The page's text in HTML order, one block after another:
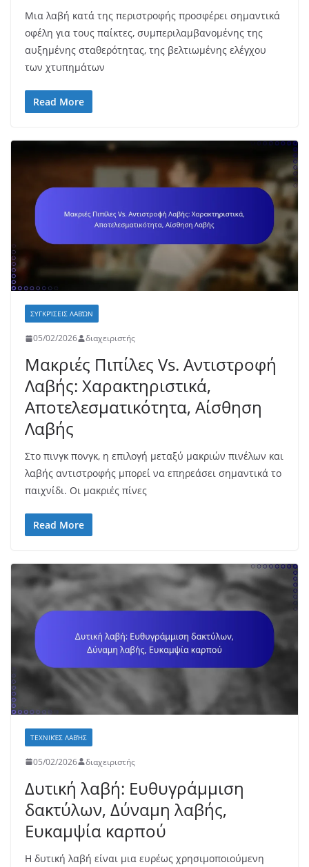
Μια λαβή κατά της περιστροφής προσφέρει σημαντικά
οφέλη για τους παίκτες, συμπεριλαμβανομένης της
αυξημένης σταθερότητας, της βελτιωμένης ελέγχου
των χτυπημάτων
Read More
ΣΥΓΚΡΊΣΕΙΣ ΛΑΒΏΝ
05/02/2026 διαχειριστής
Μακριές Πιπίλες Vs. Αντιστροφή
Λαβής: Χαρακτηριστικά,
Αποτελεσματικότητα, Αίσθηση
Λαβής
Στο πινγκ πονγκ, η επιλογή μεταξύ μακριών πινέλων και
λαβής αντιστροφής μπορεί να επηρεάσει σημαντικά το
παιχνίδι. Οι μακριές πίνες
Read More
ΤΕΧΝΙΚΈΣ ΛΑΒΉΣ
05/02/2026 διαχειριστής
Δυτική λαβή: Ευθυγράμμιση
δακτύλων, Δύναμη λαβής,
Ευκαμψία καρπού
Η δυτική λαβή είναι μια ευρέως χρησιμοποιούμενη